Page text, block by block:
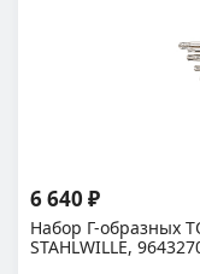
Набор Г-образных
STAHLWILLE,
6 640 ₽